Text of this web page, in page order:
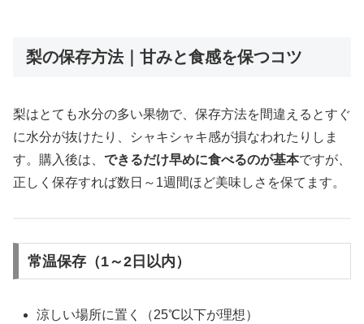
梨の保存方法｜甘みと食感を保つコツ
梨はとても水分の多い果物で、保存方法を間違えるとすぐ
に水分が抜けたり、シャキシャキ感が損なわれたりしま
す。購入後は、 できるだけ早めに食べるのが基本ですが、
正しく保存すれば数日～1週間ほど美味しさを保てます。
常温保存（1～2日以内）
涼しい場所に置く（25℃以下が理想）